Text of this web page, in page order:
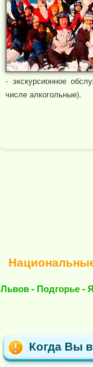
- экскурсионное
числе алкогольные).
Львов - Подгорье -
Когда Вы